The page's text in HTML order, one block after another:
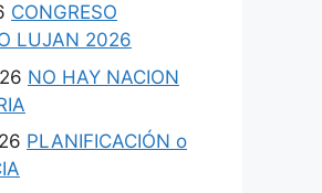
CONGRESO
LUJAN 2026
NO HAY NACION
PLANIFICACIÓN o